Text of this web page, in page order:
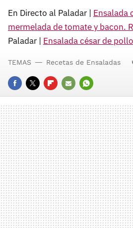
En Directo al Paladar | Ensalada
mermelada de tomate y bacon.
Paladar | Ensalada césar de
FACEBOOK
TWITTERFLIPBOARD
E-
MAIL
WHATSAPP
TEMAS Recetas de Ensaladas